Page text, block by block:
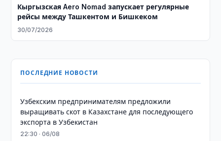
Кыргызская Aero Nomad запускает регулярные
рейсы между Ташкентом и Бишкеком
30/07/2026
ПОСЛЕДНИЕ НОВОСТИ
Узбекским предпринимателям предложили
выращивать скот в Казахстане для последующего
экспорта в Узбекистан
22:30 · 06/08